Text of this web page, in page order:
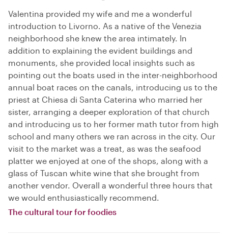
Valentina provided my wife and me a wonderful
introduction to Livorno. As a native of the Venezia
neighborhood she knew the area intimately. In
addition to explaining the evident buildings and
monuments, she provided local insights such as
pointing out the boats used in the inter-neighborhood
annual boat races on the canals, introducing us to the
priest at Chiesa di Santa Caterina who married her
sister, arranging a deeper exploration of that church
and introducing us to her former math tutor from high
school and many others we ran across in the city. Our
visit to the market was a treat, as was the seafood
platter we enjoyed at one of the shops, along with a
glass of Tuscan white wine that she brought from
another vendor. Overall a wonderful three hours that
we would enthusiastically recommend.
The cultural tour for foodies